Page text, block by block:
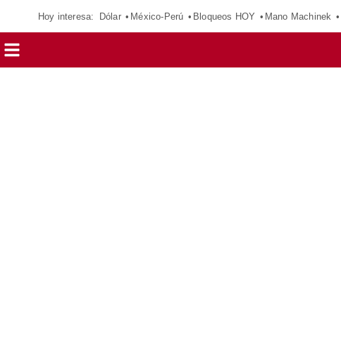
Hoy interesa: Dólar México-Perú Bloqueos HOY Mano Machinek